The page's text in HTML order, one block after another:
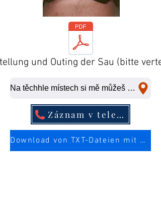
und Outing der Sau (bitte
Na těchhle místech si mě můžeš ošukat na rychlo.
Záznam v telefonním seznamu
Download von TXT-Dateien mit mehr Infos über die Sau